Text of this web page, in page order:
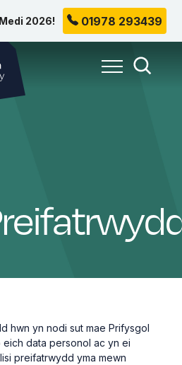
2026! 01978 293439
Toggle
hwn yn nodi sut mae Prifysgol
data personol ac yn ei
preifatrwydd yma mewn